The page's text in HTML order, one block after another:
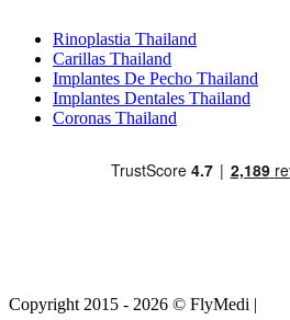
Rinoplastia Thailand
Carillas Thailand
Implantes De Pecho Thailand
Implantes Dentales Thailand
Coronas Thailand
Copyright 2015 - 2026 © FlyMedi |